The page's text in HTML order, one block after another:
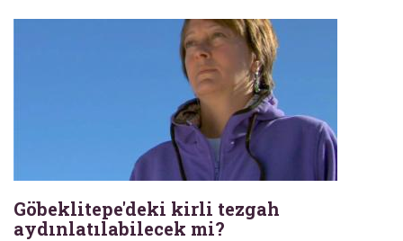
Göbeklitepe'deki kirli tezgah
aydınlatılabilecek mi?